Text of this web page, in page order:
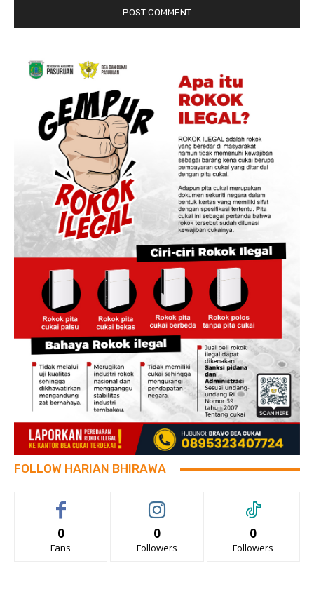
FOLLOW HARIAN BHIRAWA
0
Fans
0
Followers
0
Followers